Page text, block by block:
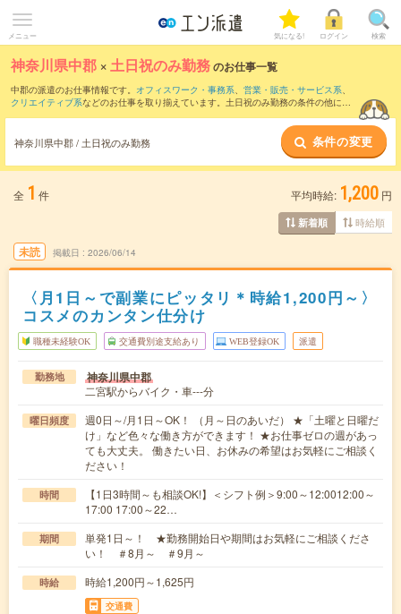
メニュー 気になる! ログイン 検索
神奈川県中郡 ×土日祝のみ勤務のお仕事一覧
中郡の派遣のお仕事情報です。 オフィスワーク・事務系、 営業・販売・サービス系、
クリエイティブ系などのお仕事を取り揃えています。土日祝のみ勤務の条件の他に、
神奈川県中郡 / 土日祝のみ勤務 条件の変更
全 1 件 平均時給: 1,200 円
新着順 時給順
未読 掲載日 2026/06/14
〈月1日～で副業にピッタリ＊時給1,200円～〉
コスメのカンタン仕分け
職種未経験OK 交通費別途支給あり WEB登録OK 派遣
勤務地 神奈川県中郡
二宮駅からバイク・車---分
曜日頻度
週0日～/月1日～OK！ （月～日のあいだ） ★「土曜と日曜だ
け」など色々な働き方ができます！ ★お仕事ゼロの週があっ
ても大丈夫。 働きたい日、お休みの希望はお気軽にご相談く
ださい！
時間
【1日3時間～も相談OK!】＜シフト例＞9:00～12:0012:00～
17:00 17:00～22…
期間
単発1日～！ ★勤務開始日や期間はお気軽にご相談くださ
い！ ＃8月～ ＃9月～
時給 時給1,200円～1,625円
交通費